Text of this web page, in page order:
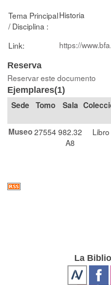
Tema Principal
/ Disciplina :
Historia
Link: https://
Reserva
Reservar este documento
Ejemplares(1)
Tomo Sala
Museo27554 982.32
A8
Libro
La